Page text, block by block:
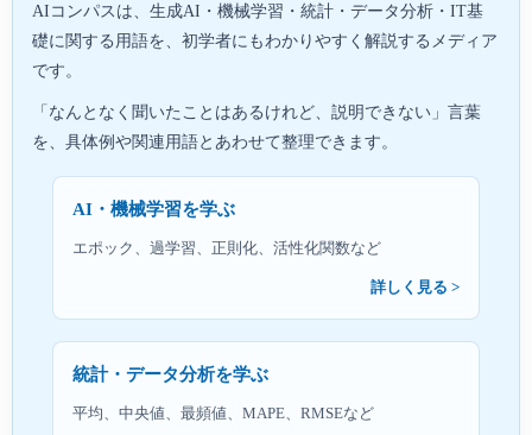
AIコンパスは、生成AI・機械学習・統計・データ分析・IT基
礎に関する用語を、初学者にもわかりやすく解説するメディア
です。
「なんとなく聞いたことはあるけれど、説明できない」言葉
を、具体例や関連用語とあわせて整理できます。
AI・機械学習を学ぶ
エポック、過学習、正則化、活性化関数など
詳しく見る
統計・データ分析を学ぶ
平均、中央値、最頻値、MAPE、RMSEなど